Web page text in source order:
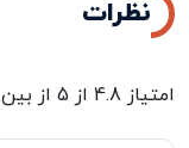
نظرات
امتیاز 4.8 از 5 از بین